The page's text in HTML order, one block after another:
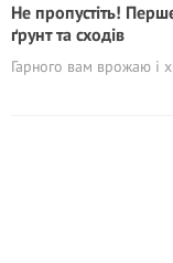
Не пропустіть!
ґрунт та сходів
Гарного вам врожаю і